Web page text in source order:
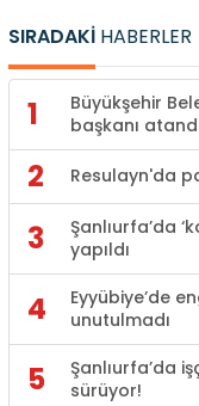
SIRADAKİ HABERLER
1
Büyükşehir
başkanı
2 Resulayn'da
3
Şanlıurfa’da
yapıldı
4
Eyyübiye’de
unutulmadı
5
Şanlıurfa’da
sürüyor!